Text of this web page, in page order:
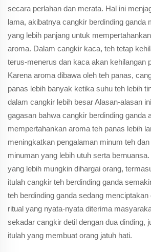
secara perlahan dan merata. Hal ini
lama, akibatnya cangkir berdinding ganda
yang lebih panjang untuk
aroma. Dalam cangkir kaca, teh tetap
terus-menerus dan kaca akan kehilangan
Karena aroma dibawa oleh teh panas,
panas lebih banyak ketika suhu teh lebih
dalam cangkir lebih besar Alasan-alasan
gagasan bahwa cangkir berdinding ganda
mempertahankan aroma teh panas lebih
meningkatkan pengalaman minum teh
minuman yang lebih utuh serta
yang lebih mungkin dihargai orang,
itulah cangkir teh berdinding ganda
teh berdinding ganda sedang
ritual yang nyata-nyata diterima
sekadar cangkir detil dengan dua dinding,
itulah yang membuat orang jatuh hati.